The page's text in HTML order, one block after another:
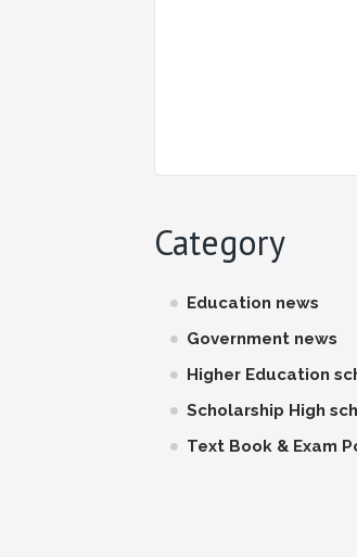
Category
Education news
Government news
Higher Education
Scholarship High
Text Book & Exam